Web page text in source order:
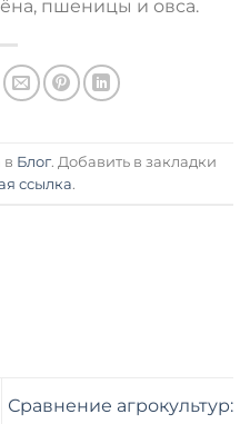
пшеницы и овса.
в Блог. Добавить в закладки
ссылка.
Сравнение агрокультур: